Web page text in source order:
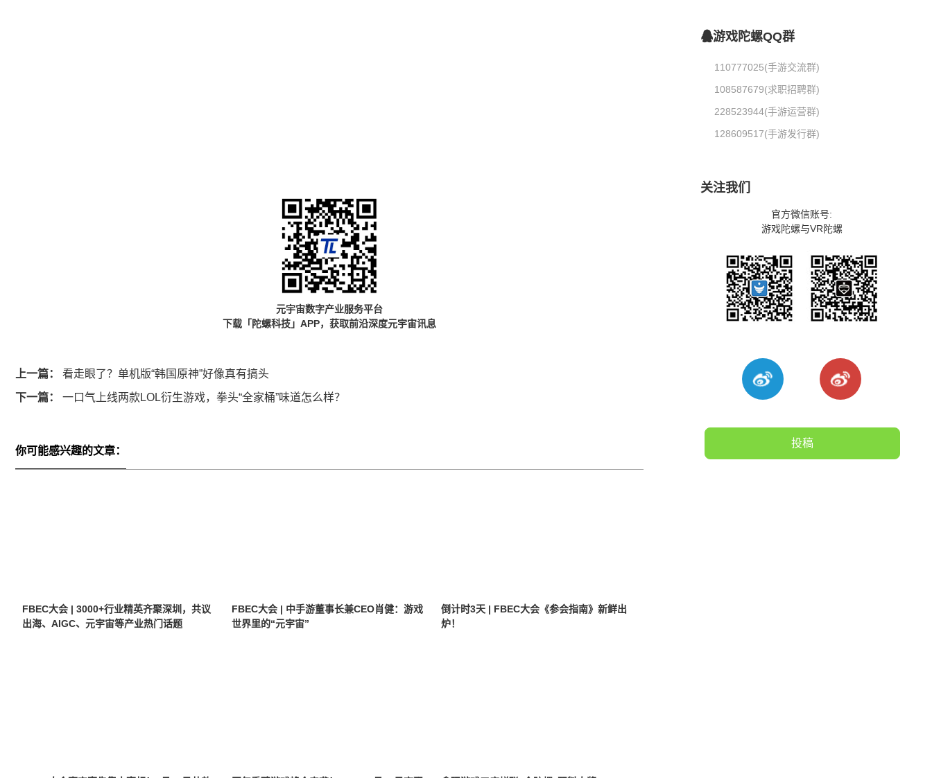
元宇宙数字产业服务平台
下载「陀螺科技」APP，获取前沿深度元宇宙讯息
上一篇： 看走眼了？单机版“韩国原神”好像真有搞头
下一篇： 一口气上线两款LOL衍生游戏，拳头“全家桶”味道怎么样？
你可能感兴趣的文章：
FBEC大会 | 3000+行业精英齐聚深圳，共议
出海、AIGC、元宇宙等产业热门话题
FBEC大会 | 中手游董事长兼CEO肖健：游戏
世界里的“元宇宙”
倒计时3天 | FBEC大会《参会指南》新鲜出
炉！
游戏陀螺QQ群
110777025(手游交流群)
108587679(求职招聘群)
228523944(手游运营群)
128609517(手游发行群)
关注我们
官方微信账号:
游戏陀螺与VR陀螺
投稿